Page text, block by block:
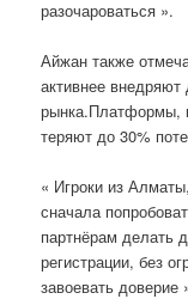
разочароваться ».
Айжан также
активнее
рынка.Платформы,
теряют до 30%
« Игроки из
сначала
партнёрам делать
регистрации, без
завоевать доверие